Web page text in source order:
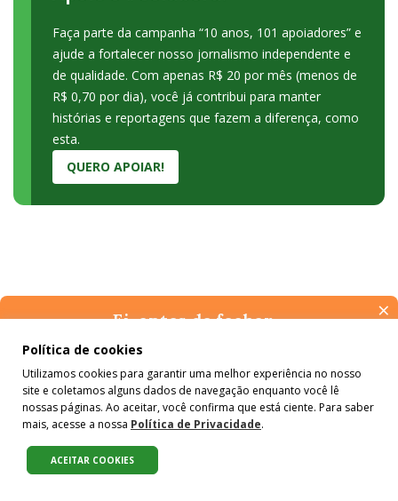
Faça parte da campanha “10 anos, 101 apoiadores” e
ajude a fortalecer nosso jornalismo independente e
de qualidade. Com apenas R$ 20 por mês (menos de
R$ 0,70 por dia), você já contribui para manter
histórias e reportagens que fazem a diferença, como
esta.
QUERO APOIAR!
Últimas do #Colabora
Compartilhe:
Política de cookies
Utilizamos cookies para garantir uma melhor experiência no nosso
site e coletamos alguns dados de navegação enquanto você lê
nossas páginas. Ao aceitar, você confirma que está ciente. Para saber
mais, acesse a nossa Política de Privacidade.
ACEITAR COOKIES
×
Ei, antes de fechar…
Pense na importância de manter-se informado(a). Quer ter
colunistas e reportagens especiais? Receba a nossa newsletter.
É de graça :)